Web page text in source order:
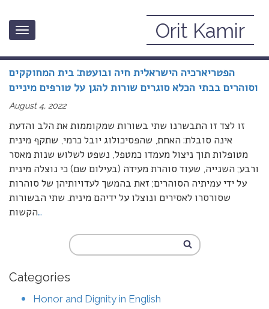
Toggle
Orit Kamir
הפטריארכיה הישראלית חיה ובועטת: בית המחוקקים
וסוהרים בבתי הכלא סוגרים שורות להגן על טורפים מיניים
August 4, 2022
זו לצד זו התבשרנו שתי בשורות שמקוממות את הלב והדעת
אינה סובלת: האחת, שהפסיכולוג יובל כרמי, שתקף מינית
מטופלות תוך ניצול מעמדו כמטפל, נשפט לשלוש שנות מאסר
ורבע; השנייה, שעוד סוהרת מעידה (בעילום שם) כי נוצלה מינית
על ידי עמיתיה הסוהרים; זאת בהמשך לעדויותיהן של סוהרות
שסורסרו לאסירים ונוצלו על ידיהם מינית. שתי הבשורות
הקשות…
Categories
Honor and Dignity in English